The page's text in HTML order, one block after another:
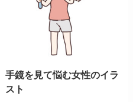
手鏡を見て悩む女性のイラ
スト